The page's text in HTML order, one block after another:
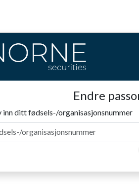
Endre
inn ditt fødsels-/organisasjonsnummer